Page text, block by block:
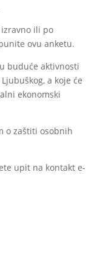
ili po
ovu anketu.
buduće aktivnosti
a koje će
ekonomski
o zaštiti osobnih
upit na kontakt e-